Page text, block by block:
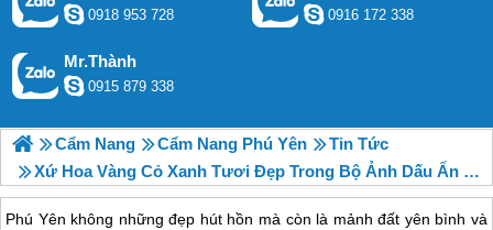
0918 953 728 0916 172 338
Mr.Thành
0915 879 338
Cẩm Nang Cẩm Nang Phú Yên
Tin Tức
Xứ Hoa Vàng Cỏ Xanh Tươi Đẹp Trong Bộ Ảnh Dấu Ấn Việt Nam
Phú Yên không những đẹp hút hồn mà còn là mảnh đất yên bình và